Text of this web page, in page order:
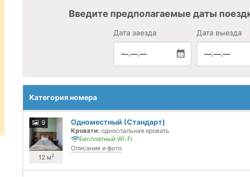
Введите предполагаемые даты
Дата заезда
—.—.—
Дата выезда
—.—.—
Категория номера
9
12 м2
Одноместный (Стандарт)
Кровати: односпальная кровать
Бесплатный Wi-Fi
Описание и фото